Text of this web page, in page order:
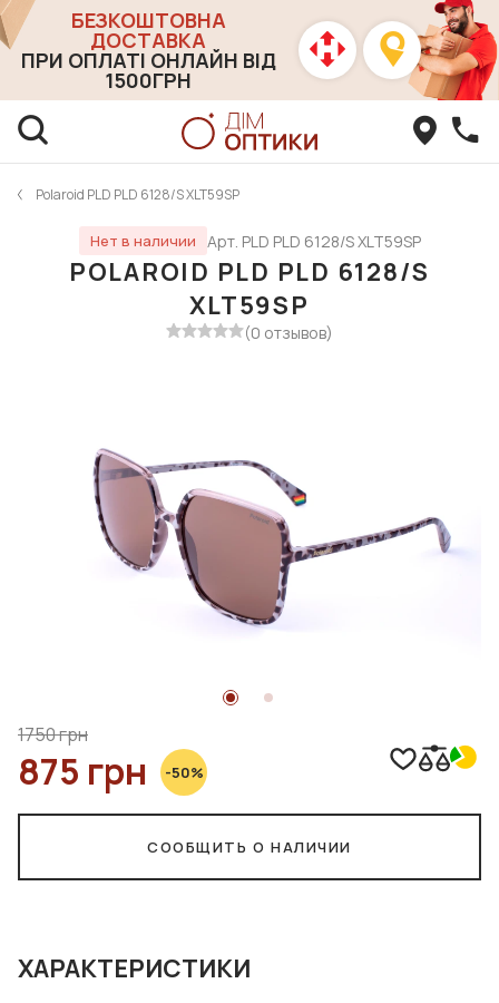
БЕЗКОШТОВНА
ДОСТАВКА
ПРИ ОПЛАТІ ОНЛАЙН ВІД
1500ГРН
Polaroid PLD PLD 6128/S XLT59SP
Нет в наличии Арт. PLD PLD 6128/S XLT59SP
POLAROID PLD PLD 6128/S
XLT59SP
(0 отзывов)
1750 грн
875 грн -50%
СООБЩИТЬ О НАЛИЧИИ
ХАРАКТЕРИСТИКИ